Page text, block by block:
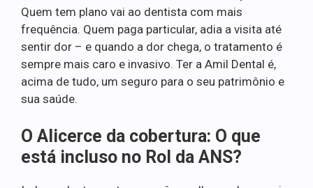
Quem tem plano vai ao dentista com mais
frequência. Quem paga particular, adia a visita até
sentir dor – e quando a dor chega, o tratamento é
sempre mais caro e invasivo. Ter a Amil Dental é,
acima de tudo, um seguro para o seu patrimônio e
sua saúde.
O Alicerce da cobertura: O que
está incluso no Rol da ANS?